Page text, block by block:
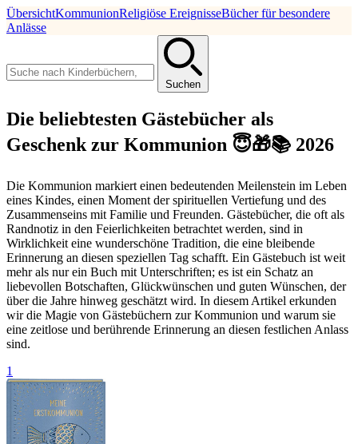
ÜbersichtKommunionReligiöse EreignisseBücher für besondere
Anlässe
Suchen
Die beliebtesten Gästebücher als
Geschenk zur Kommunion 😇🎁📚 2026
Die Kommunion markiert einen bedeutenden Meilenstein im Leben
eines Kindes, einen Moment der spirituellen Vertiefung und des
Zusammenseins mit Familie und Freunden. Gästebücher, die oft als
Randnotiz in den Feierlichkeiten betrachtet werden, sind in
Wirklichkeit eine wunderschöne Tradition, die eine bleibende
Erinnerung an diesen speziellen Tag schafft. Ein Gästebuch ist weit
mehr als nur ein Buch mit Unterschriften; es ist ein Schatz an
liebevollen Botschaften, Glückwünschen und guten Wünschen, der
über die Jahre hinweg geschätzt wird. In diesem Artikel erkunden
wir die Magie von Gästebüchern zur Kommunion und warum sie
eine zeitlose und berührende Erinnerung an diesen festlichen Anlass
sind.
1